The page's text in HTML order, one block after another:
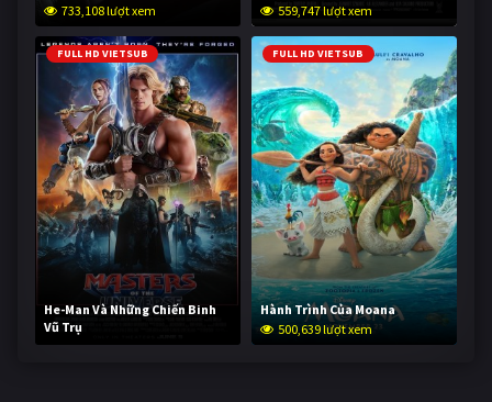
733,108 lượt xem
559,747 lượt xem
FULL HD VIETSUB
He-Man Và Những Chiến Binh
Vũ Trụ
250,334 lượt xem
FULL HD VIETSUB
Hành Trình Của Moana
500,639 lượt xem